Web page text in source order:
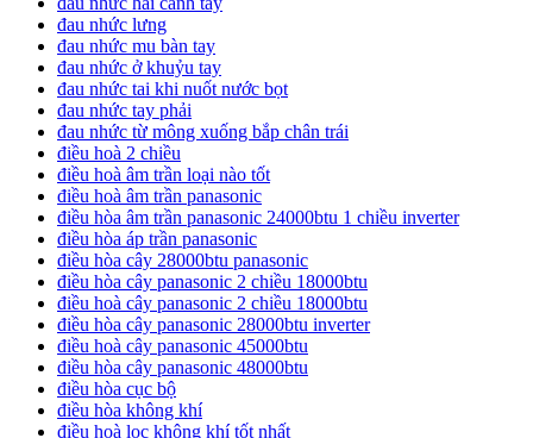
đau nhức lưng
đau nhức mu bàn tay
đau nhức ở khuỷu tay
đau nhức tai khi nuốt nước bọt
đau nhức tay phải
đau nhức từ mông xuống bắp chân trái
điều hoà 2 chiều
điều hoà âm trần loại nào tốt
điều hoà âm trần panasonic
điều hòa âm trần panasonic 24000btu 1 chiều inverter
điều hòa áp trần panasonic
điều hòa cây 28000btu panasonic
điều hòa cây panasonic 2 chiều 18000btu
điều hoà cây panasonic 2 chiều 18000btu
điều hòa cây panasonic 28000btu inverter
điều hoà cây panasonic 45000btu
điều hòa cây panasonic 48000btu
điều hòa cục bộ
điều hòa không khí
điều hoà lọc không khí tốt nhất